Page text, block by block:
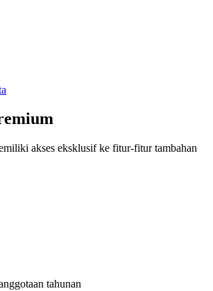
akses eksklusif ke fitur-fitur tambahan
tahunan